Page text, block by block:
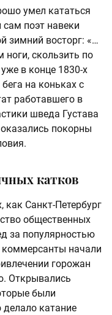
умел кататься
поэт навеки
зимний восторг: «…
ноги, скользить по
в конце 1830-х
на коньках с
работавшего в
шведа Густава
покорны
катков
как Санкт-Петербург
общественных
за популярностью
коммерсанты начали
горожан
Открывались
были
делало катание